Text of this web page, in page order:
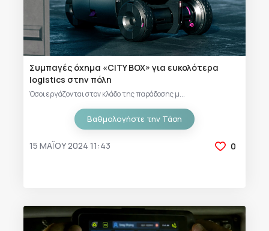
Συμπαγές όχημα «CITY BOX» για ευκολότερα
logistics στην πόλη
Όσοι εργάζονται στον κλάδο της παράδοσης μ...
Βαθμολογήστε την Τάση
15 ΜΑΪ́ΟΥ 2024 11:43 0